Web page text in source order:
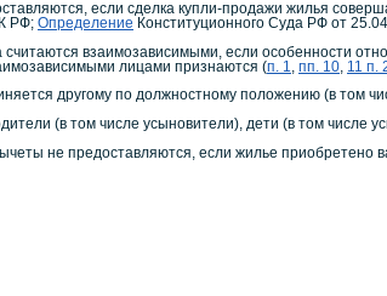
если сделка купли-продажи жилья
РФ; Определение Конституционного Суда РФ от
взаимозависимыми, если особенности
лицами признаются (п. 1 пп. 10 11 п.
другому по должностному положению (в том
(в том числе усыновители), дети (в том числе
не предоставляются, если жилье приобретено